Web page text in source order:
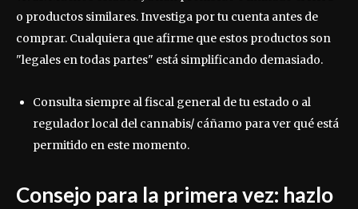
o productos similares. Investiga por tu cuenta antes de
comprar. Cualquiera que afirme que estos productos son
"legales en todas partes" está simplificando demasiado.
Consulta siempre al fiscal general de tu estado o al
regulador local del cannabis/ cáñamo para ver qué está
permitido en este momento.
Consejo para la primera vez: hazlo